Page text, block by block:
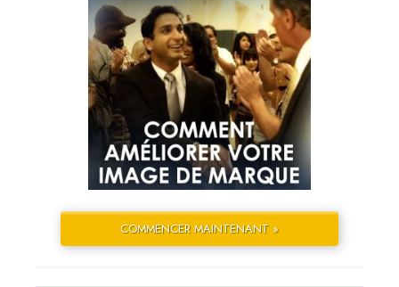
COMMENCER MAINTENANT »